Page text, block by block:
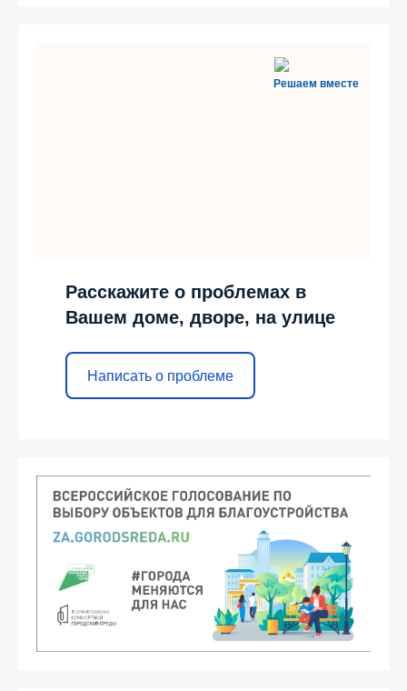
Решаем вместе
Расскажите о проблемах в
Вашем доме, дворе, на улице
Написать о проблеме